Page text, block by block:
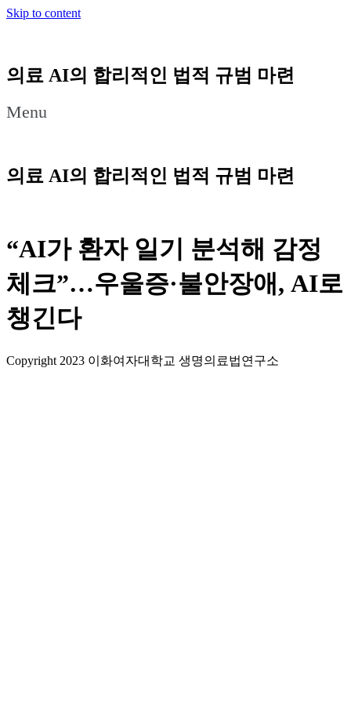
Skip to content
의료 AI의 합리적인 법적 규범 마련
Menu
의료 AI의 합리적인 법적 규범 마련
“AI가 환자 일기 분석해 감정
체크”…우울증·불안장애, AI로
챙긴다
Copyright 2023 이화여자대학교 생명의료법연구소